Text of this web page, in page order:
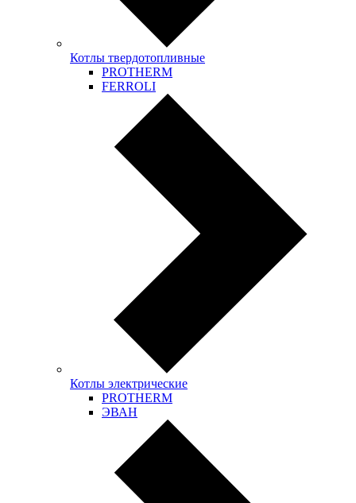
Котлы твердотопливные
PROTHERM
FERROLI
Котлы электрические
PROTHERM
ЭВАН